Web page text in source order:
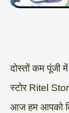
दोस्तों कम पूंजी में
स्टोर Ritel
आज हम आपको